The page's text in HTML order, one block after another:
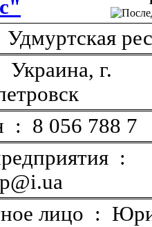
г.
: 8 056 788 7
:
лицо :